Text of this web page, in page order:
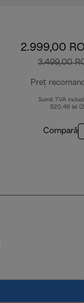
2.999,00
3.499,00
Preț
Sumă TVA
520,49 lei
Compară